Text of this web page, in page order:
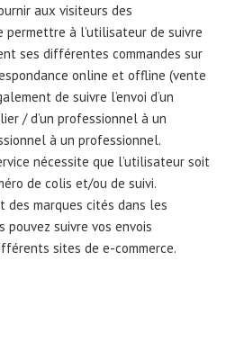
aux visiteurs des
permettre à l’utilisateur de suivre
ses différentes commandes sur
online et offline (vente
de suivre l’envoi d’un
/ d’un professionnel à un
à un professionnel.
nécessite que l’utilisateur soit
de colis et/ou de suivi.
des marques cités dans les
pouvez suivre vos envois
sites de e-commerce.